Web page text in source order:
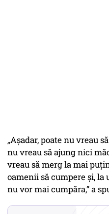
„Așadar, poate nu vreau
nu vreau să ajung nici
vreau să merg la mai
oamenii să cumpere și,
nu vor mai cumpăra,” a